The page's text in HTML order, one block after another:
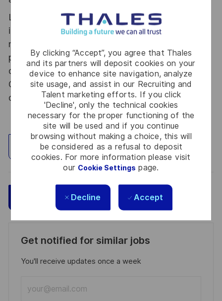
By clicking “Accept”, you agree that Thales
and its partners will deposit cookies on your
device to enhance site navigation, analyze
site usage, and assist in our Recruiting and
Talent marketing efforts. If you click
'Decline', only the technical cookies
necessary for the proper functioning of the
site will be used and if you continue
browsing without making a choice, this will
be considered as a refusal to deposit
cookies. For more information please visit
our Cookie Settings page.
Decline Accept
Le poste pouvant nécessiter d'accéder à des
informations relevant du secret de la défense
nationale, la personne retenue fera l'objet d'une
procédure d’habilitation, conformément aux
dispositions des articles R.2311-1 et suivants du
Code de la défense et de l’IGI 1300 SGDSN/PSE
du 09 août 2021.
Explore Location
Save
Get notified for similar jobs
You'll receive updates once a week
Email